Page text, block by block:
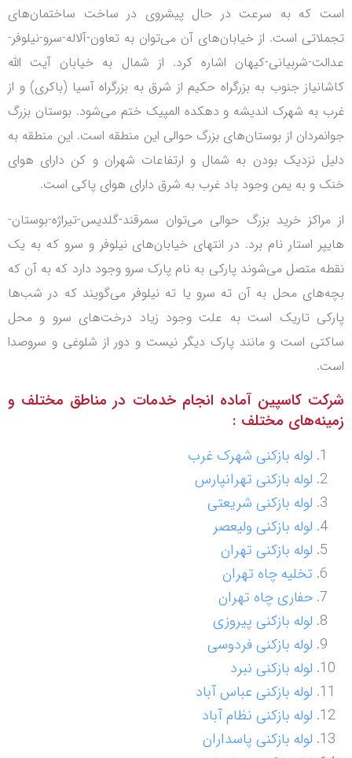
است که به سرعت در حال پیشروی در ساخت ساختمان‌های
تجملاتی است. از خیابان‌های آن می‌توان به تعاون-آلاله-سرو-نیلوفر-
عدالت-شربیانی-کیهان اشاره کرد. از شمال به خیابان آیت الله
کاشانیاز جنوب به بزرگراه حکیم از شرق به بزرگراه آسیا (باکری) و از
غرب به شهرک اندیشه و دهکده المپیکختم می‌شود. بوستان بزرگ
جوانمردان از بوستان‌های بزرگ حوالی این منطقه است. این منطقه به
دلیلنزدیک بودن به شمال و ارتفاعات شهران و کن دارای هوای
خنک و به یمن وجود باد غرب به شرق دارای هوای پاکی است.
از مراکز خرید بزرگ حوالی می‌توان سمرقند-گلدیس-تیراژه-بوستان-
هایپر استار نام برد. در انتهای خیابان‌های نیلوفر و سرو که به یک
نقطه متصل می‌شوند پارکی به نام پارک سرو وجود دارد که به آن که
بچه‌های محل به آن ته سرو یا ته نیلوفر می‌گویند که در شب‌ها
پارکی تاریک است به علت وجود زیاد درخت‌های سرو و محل
ساکتی است و مانند پارک دیگر نیست و دور از شلوغی و سروصدا
است.
شرکت کاسپین آماده انجام خدمات در مناطق مختلف و
زمینه‌های مختلف :
لوله بازکنی شهرک غرب
لوله بازکنی تهرانپارس
لوله بازکنی شریعتی
لوله بازکنی ولیعصر
لوله بازکنی تهران
تخلیه چاه تهران
حفاری چاه تهران
لوله بازکنی پیروزی
لوله بازکنی فردوسی
لوله بازکنی نبرد
لوله بازکنی عباس آباد
لوله بازکنی نظام آباد
لوله بازکنی پاسداران